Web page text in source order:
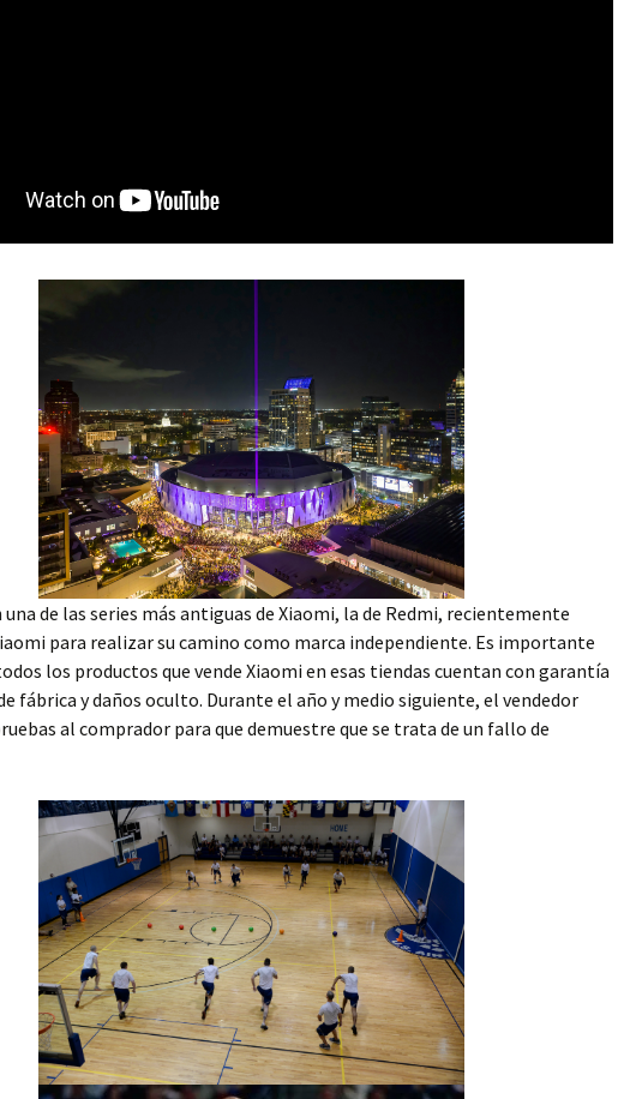
una de las series más antiguas de Xiaomi, la de Redmi, recientemente
para realizar su camino como marca independiente. Es importante
los productos que vende Xiaomi en esas tiendas cuentan con garantía
fábrica y daños oculto. Durante el año y medio siguiente, el vendedor
al comprador para que demuestre que se trata de un fallo de